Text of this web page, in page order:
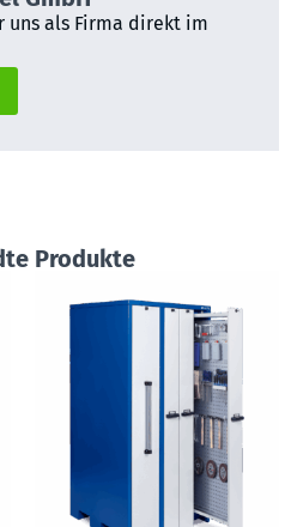
uns als Firma direkt im
Produkte